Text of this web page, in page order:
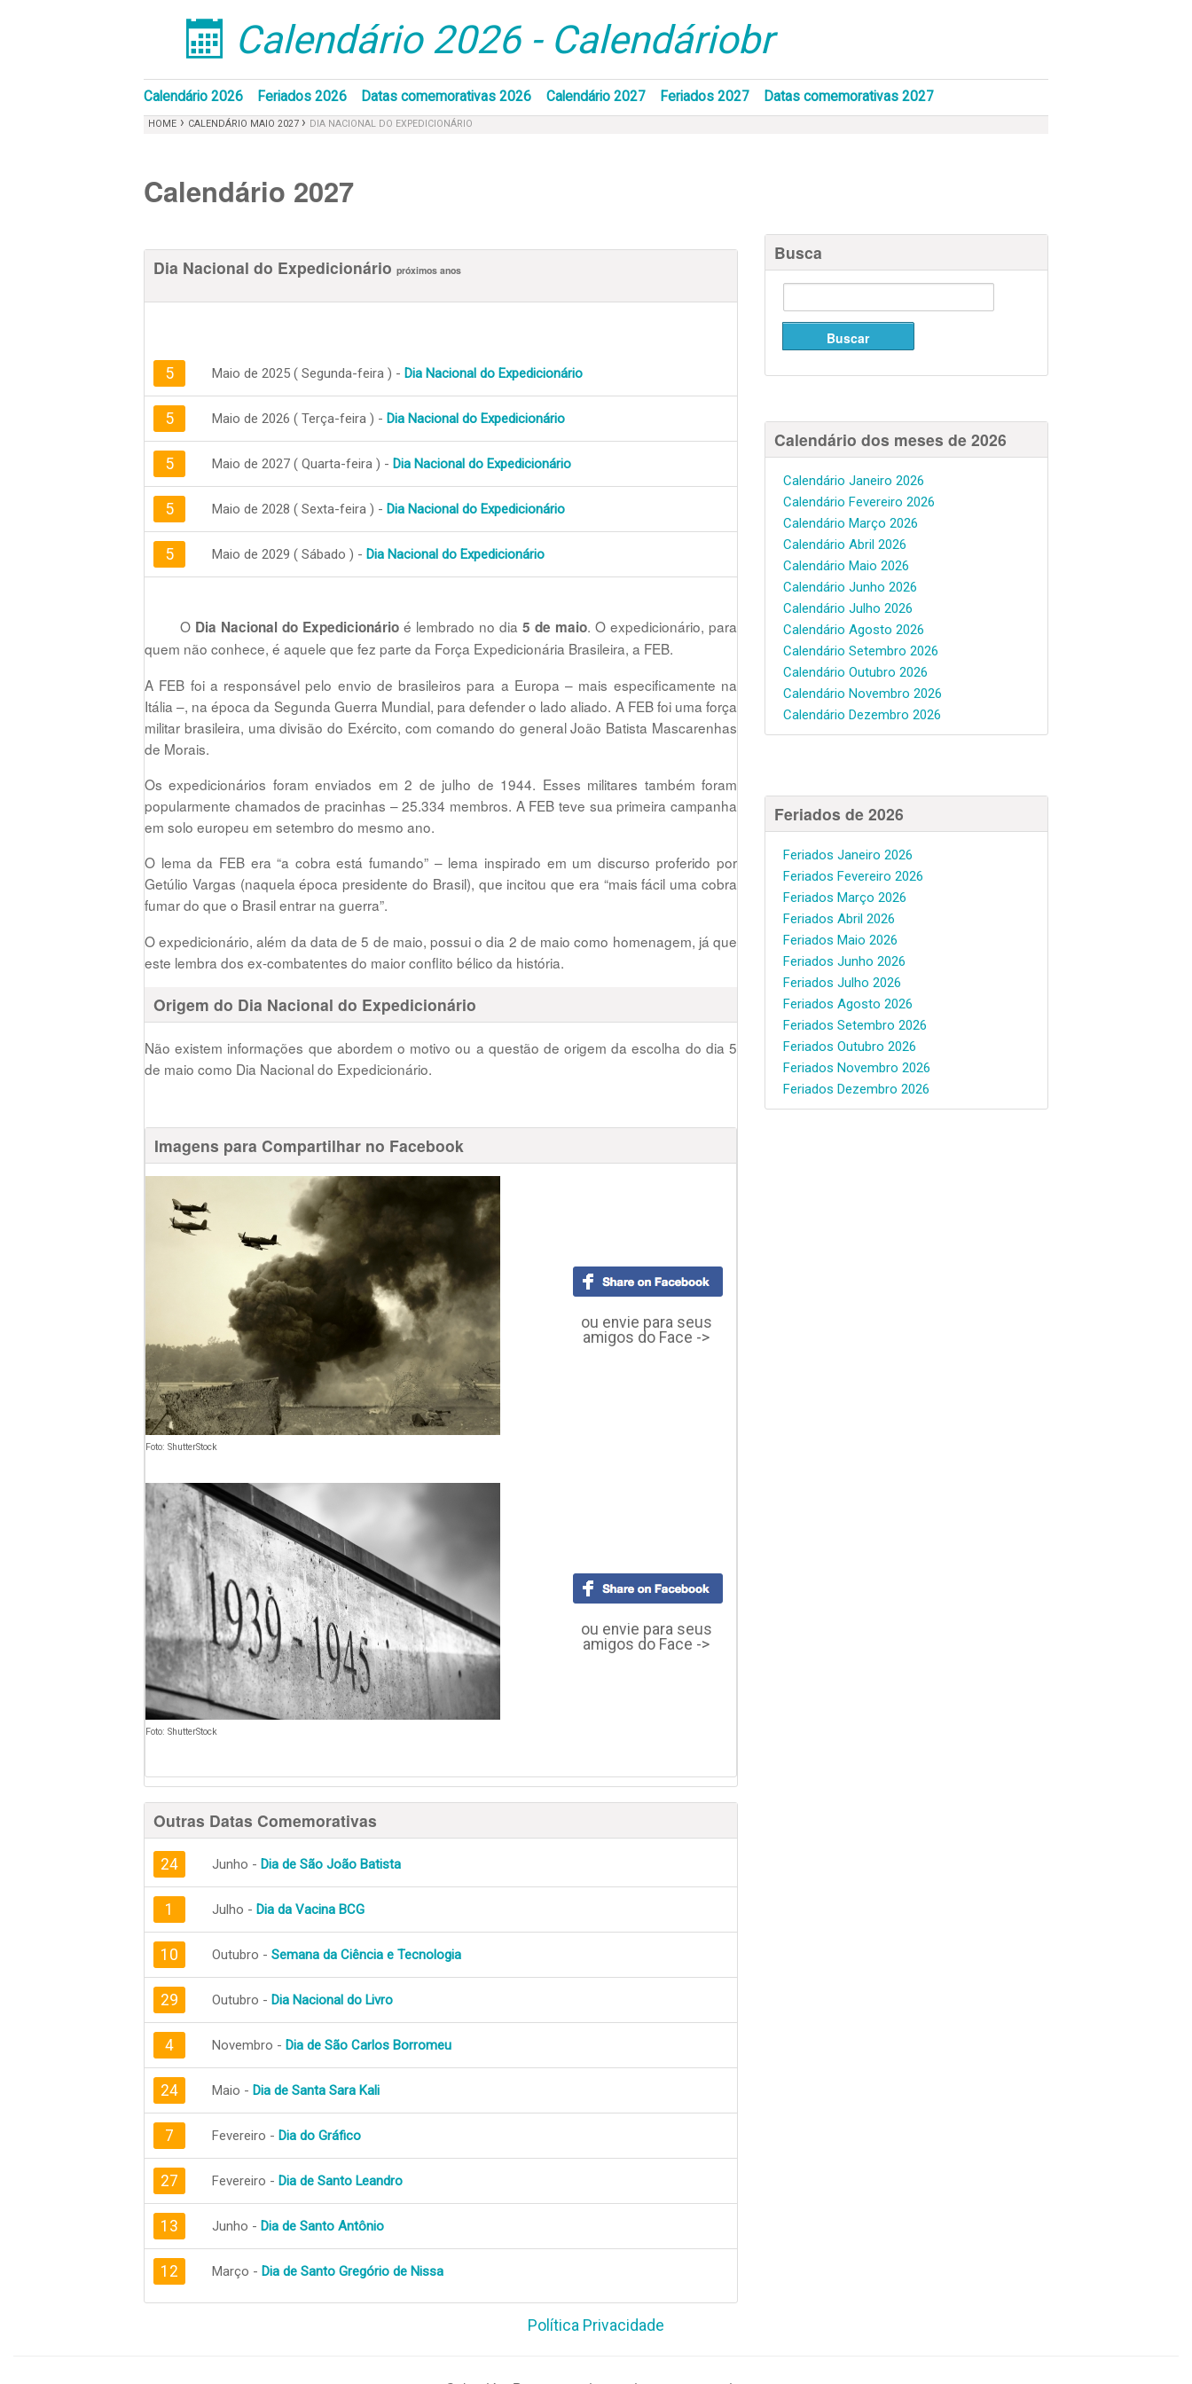
󰁣 Calendário 2026 - Calendáriobr
Calendário 2026 Feriados 2026 Datas comemorativas 2026 Calendário 2027 Feriados 2027 Datas comemorativas 2027
HOME › CALENDÁRIO MAIO 2027 › DIA NACIONAL DO EXPEDICIONÁRIO
Calendário 2027
Dia Nacional do Expedicionário próximos anos
5 Maio de 2025 ( Segunda-feira ) - Dia Nacional do Expedicionário
5 Maio de 2026 ( Terça-feira ) - Dia Nacional do Expedicionário
5 Maio de 2027 ( Quarta-feira ) - Dia Nacional do Expedicionário
5 Maio de 2028 ( Sexta-feira ) - Dia Nacional do Expedicionário
5 Maio de 2029 ( Sábado ) - Dia Nacional do Expedicionário
O Dia Nacional do Expedicionário é lembrado no dia 5 de maio. O expedicionário, para
quem não conhece, é aquele que fez parte da Força Expedicionária Brasileira, a FEB.
A FEB foi a responsável pelo envio de brasileiros para a Europa – mais especificamente na
Itália –, na época da Segunda Guerra Mundial, para defender o lado aliado. A FEB foi uma força
militar brasileira, uma divisão do Exército, com comando do general João Batista Mascarenhas
de Morais.
Os expedicionários foram enviados em 2 de julho de 1944. Esses militares também foram
popularmente chamados de pracinhas – 25.334 membros. A FEB teve sua primeira campanha
em solo europeu em setembro do mesmo ano.
O lema da FEB era “a cobra está fumando” – lema inspirado em um discurso proferido por
Getúlio Vargas (naquela época presidente do Brasil), que incitou que era “mais fácil uma cobra
fumar do que o Brasil entrar na guerra”.
O expedicionário, além da data de 5 de maio, possui o dia 2 de maio como homenagem, já que
este lembra dos ex-combatentes do maior conflito bélico da história.
Origem do Dia Nacional do Expedicionário
Não existem informações que abordem o motivo ou a questão de origem da escolha do dia 5
de maio como Dia Nacional do Expedicionário.
Imagens para Compartilhar no Facebook
Foto: ShutterStock
ou envie para seus
amigos do Face ->
Foto: ShutterStock
ou envie para seus
amigos do Face ->
Outras Datas Comemorativas
24 Junho - Dia de São João Batista
1 Julho - Dia da Vacina BCG
10 Outubro - Semana da Ciência e Tecnologia
29 Outubro - Dia Nacional do Livro
4 Novembro - Dia de São Carlos Borromeu
24 Maio - Dia de Santa Sara Kali
7 Fevereiro - Dia do Gráfico
27 Fevereiro - Dia de Santo Leandro
13 Junho - Dia de Santo Antônio
12 Março - Dia de Santo Gregório de Nissa
Busca
Calendário dos meses de 2026
Calendário Janeiro 2026
Calendário Fevereiro 2026
Calendário Março 2026
Calendário Abril 2026
Calendário Maio 2026
Calendário Junho 2026
Calendário Julho 2026
Calendário Agosto 2026
Calendário Setembro 2026
Calendário Outubro 2026
Calendário Novembro 2026
Calendário Dezembro 2026
Feriados de 2026
Feriados Janeiro 2026
Feriados Fevereiro 2026
Feriados Março 2026
Feriados Abril 2026
Feriados Maio 2026
Feriados Junho 2026
Feriados Julho 2026
Feriados Agosto 2026
Feriados Setembro 2026
Feriados Outubro 2026
Feriados Novembro 2026
Feriados Dezembro 2026
Política Privacidade